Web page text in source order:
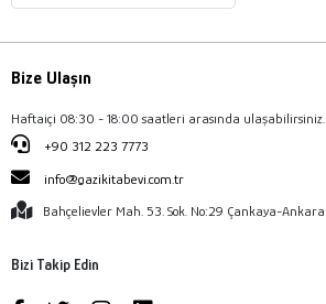
Bize Ulaşın
Haftaiçi 08:30 - 18:00 saatleri arasında ulaşabilirsiniz.
+90 312 223 7773
info@gazikitabevi.com.tr
Bahçelievler Mah. 53. Sok. No:29 Çankaya-Ankara
Bizi Takip Edin